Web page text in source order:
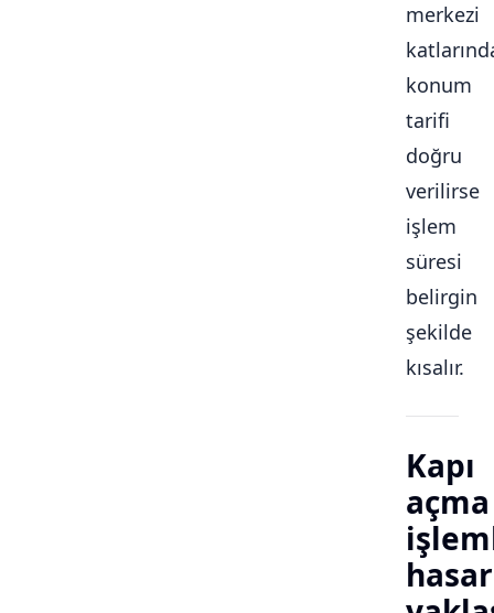
merkezi
konum
tarifi
doğru
verilirse
işlem
süresi
belirgin
şekilde
kısalır.
Kapı
açma